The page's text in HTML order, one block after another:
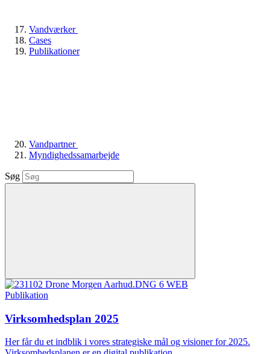
Vandværker
Cases
Publikationer
Vandpartner
Myndighedssamarbejde
Søg
Publikation
Virksomhedsplan 2025
Her får du et indblik i vores strategiske mål og visioner for 2025.